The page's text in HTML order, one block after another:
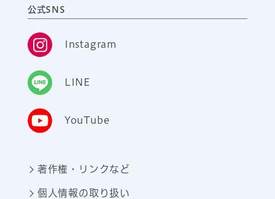
公式SNS
Instagram
LINE
YouTube
著作権・リンクなど
個人情報の取り扱い